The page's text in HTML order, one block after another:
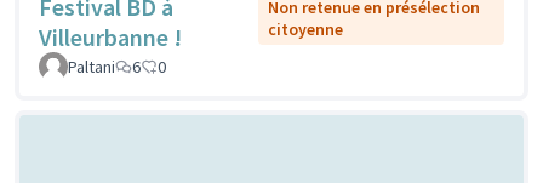
Festival BD à
Villeurbanne !
Non retenue en présélection
citoyenne
Paltani
6 0